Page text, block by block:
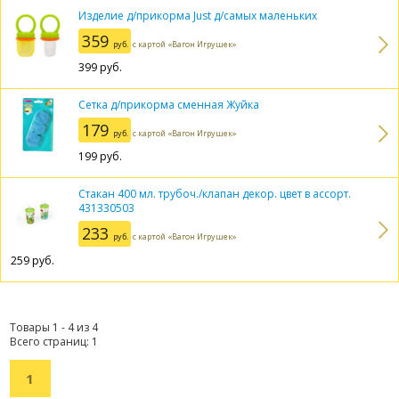
Изделие д/прикорма Just д/самых маленьких
359 руб. с картой «Вагон Игрушек»
399руб.
Сетка д/прикорма сменная Жуйка
179 руб. с картой «Вагон Игрушек»
199руб.
Стакан 400 мл. трубоч./клапан декор. цвет в ассорт.
431330503
233 руб. с картой «Вагон Игрушек»
259руб.
Товары 1 - 4 из 4
Всего страниц: 1
1